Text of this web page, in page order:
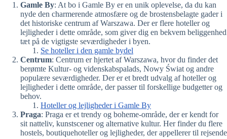
Gamle By: At bo i Gamle By er en unik oplevelse, da du kan
nyde den charmerende atmosfære og de brostensbelagte gader i
det historiske centrum af Warszawa. Der er flere hoteller og
lejligheder i dette område, som giver dig en bekvem beliggenhed
tæt på de vigtigste seværdigheder i byen.
Se hoteller i den gamle bydel
Centrum: Centrum er hjertet af Warszawa, hvor du finder det
berømte Kultur- og videnskabspalads, Nowy Świat og andre
populære seværdigheder. Der er et bredt udvalg af hoteller og
lejligheder i dette område, der passer til forskellige budgetter og
behov.
Hoteller og lejligheder i Gamle By
Praga: Praga er et trendy og boheme-område, der er kendt for
sit natteliv, kunstscener og alternative kultur. Her finder du flere
hostels, boutiquehoteller og lejligheder, der appellerer til rejsende